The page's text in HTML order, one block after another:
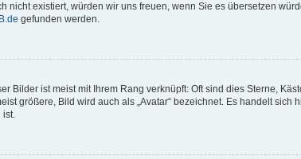
nicht existiert, würden wir uns freuen, wenn Sie es übersetzen
gefunden werden.
Bilder ist meist mit Ihrem Rang verknüpft: Oft sind dies Sterne,
größere, Bild wird auch als „Avatar“ bezeichnet. Es handelt sich
ist.